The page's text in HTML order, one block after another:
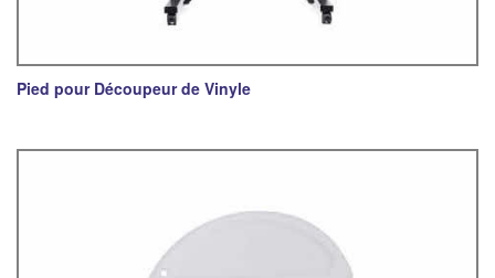
Pied pour Découpeur de Vinyle